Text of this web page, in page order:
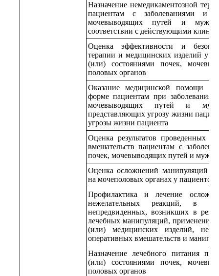
Назначение немедикаментозной
пациентам с заболеваниями и
мочевыводящих путей и
соответствии с действующими
Оценка эффективности и
терапии и медицинских изделий у
(или) состояниями почек,
половых органов
Оказание медицинской помощи в
форме пациентам при
мочевыводящих путей и
представляющих угрозу жизни
угрозы жизни пациента
Оценка результатов проведенных
вмешательств пациентам с
почек, мочевыводящих путей и
Оценка осложнений манипуляций и
на мочеполовых органах у пациентов
Профилактика и лечение
нежелательных реакций, в
непредвиденных, возникших в
лечебных манипуляций, применения
(или) медицинских изделий,
оперативных вмешательств и
Назначение лечебного питания
(или) состояниями почек,
половых органов